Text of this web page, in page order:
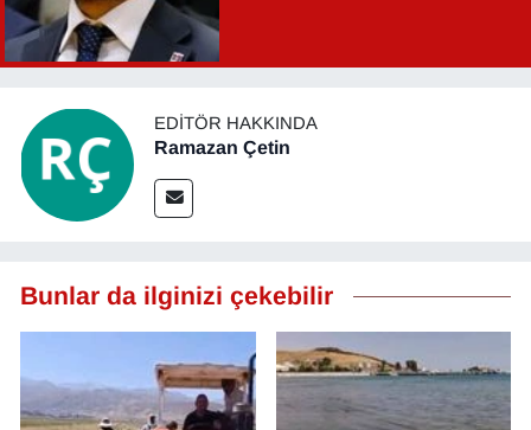
EDITÖR HAKKINDA
Ramazan Çetin
Bunlar da ilginizi çekebilir